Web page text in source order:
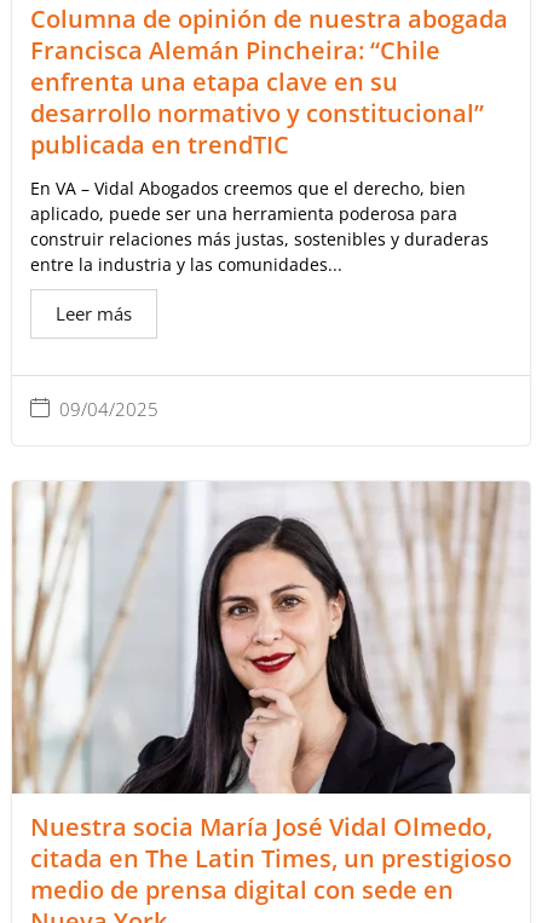
Columna de opinión de nuestra abogada
Francisca Alemán Pincheira: “Chile
enfrenta una etapa clave en su
desarrollo normativo y constitucional”
publicada en trendTIC
09/04/2025
En VA – Vidal Abogados creemos que el derecho, bien
aplicado, puede ser una herramienta poderosa para
construir relaciones más justas, sostenibles y duraderas
entre la industria y las comunidades...
Leer más
Nuestra socia María José Vidal Olmedo,
citada en The Latin Times, un prestigioso
medio de prensa digital con sede en